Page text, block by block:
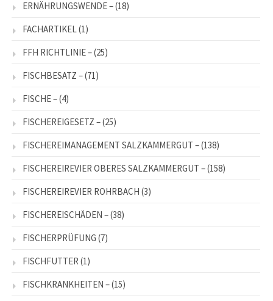
ERNÄHRUNGSWENDE –(18)
FACHARTIKEL(1)
FFH RICHTLINIE –(25)
FISCHBESATZ –(71)
FISCHE –(4)
FISCHEREIGESETZ –(25)
FISCHEREIMANAGEMENT SALZKAMMERGUT –(138)
FISCHEREIREVIER OBERES SALZKAMMERGUT –(158)
FISCHEREIREVIER ROHRBACH (3)
FISCHEREISCHÄDEN –(38)
FISCHERPRÜFUNG (7)
FISCHFUTTER (1)
FISCHKRANKHEITEN –(15)